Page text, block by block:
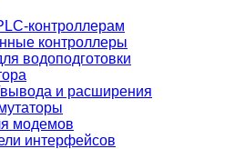
контроллерам
контроллеры
водоподготовки
и расширения
модемов
интерфейсов